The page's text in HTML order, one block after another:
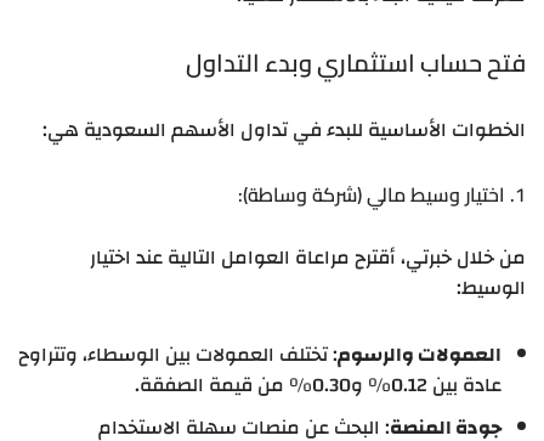
فتح حساب استثماري وبدء التداول
الخطوات الأساسية للبدء في تداول الأسهم السعودية هي:
1. اختيار وسيط مالي (شركة وساطة):
من خلال خبرتي، أقترح مراعاة العوامل التالية عند اختيار
الوسيط:
العمولات والرسوم: تختلف العمولات بين الوسطاء، وتتراوح
عادة بين 0.12% و0.30% من قيمة الصفقة.
جودة المنصة: البحث عن منصات سهلة الاستخدام